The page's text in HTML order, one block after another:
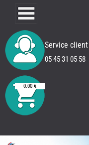
Service client
05 45 31 05 58
0.00 €